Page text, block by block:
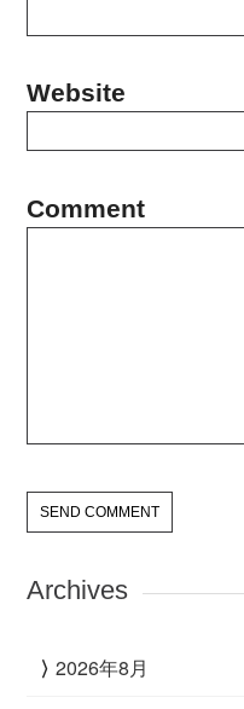
Website
Comment
Archives
2026年8月